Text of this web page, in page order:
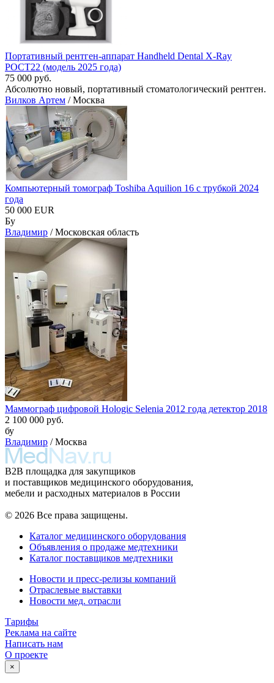
Портативный рентген-аппарат Handheld Dental X-Ray
POCT22 (модель 2025 года)
75 000 руб.
Абсолютно новый, портативный стоматологический рентген.
Вилков Артем / Москва
Компьютерный томограф Toshiba Aquilion 16 с трубкой 2024
года
50 000 EUR
Бу
Владимир / Московская область
Маммограф цифровой Hologic Selenia 2012 года детектор 2018
2 100 000 руб.
бу
Владимир / Москва
B2B площадка для закупщиков
и поставщиков медицинского оборудования,
мебели и расходных материалов в России
© 2026 Все права защищены.
Каталог медицинского оборудования
Объявления о продаже медтехники
Каталог поставщиков медтехники
Новости и пресс-релизы компаний
Отраслевые выставки
Новости мед. отрасли
Тарифы
Реклама на сайте
Написать нам
О проекте
×